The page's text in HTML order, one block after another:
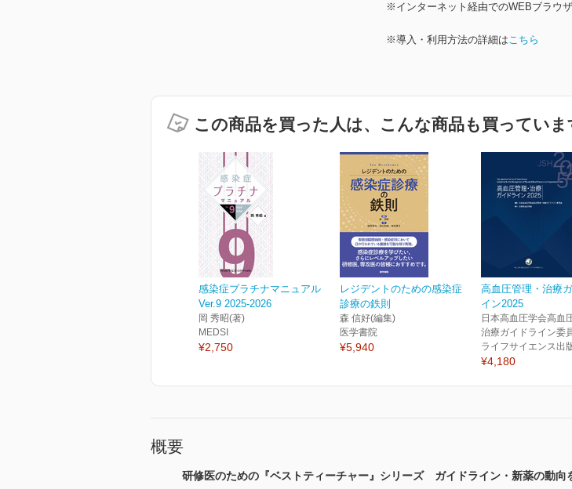
※インターネット経由でのWEBブラウ
※導入・利用方法の詳細はこちら
この商品を買った人は、こんな商品も買っていま
感染症プラチナマニュアル
Ver.9 2025-2026
岡 秀昭(著)
MEDSI
¥2,750
レジデントのための感染症
診療の鉄則
森 信好(編集)
医学書院
¥5,940
高血圧管理・治療
イン2025
日本高血圧学会高血
治療ガイドライン委
ライフサイエンス出
¥4,180
概要
研修医のための『ベストティーチャー』シリーズ ガイドライン・新薬の動向